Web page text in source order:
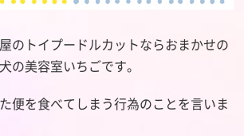
のトイプードルカットならおまかせの
の美容室いちごです。
便を食べてしまう行為のことを言いま